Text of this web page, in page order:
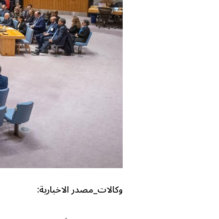
وكالات_مصدر الاخبارية: